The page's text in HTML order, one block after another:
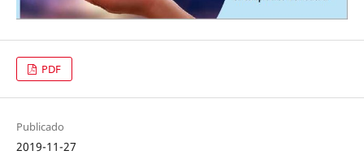
PDF
Publicado
2019-11-27